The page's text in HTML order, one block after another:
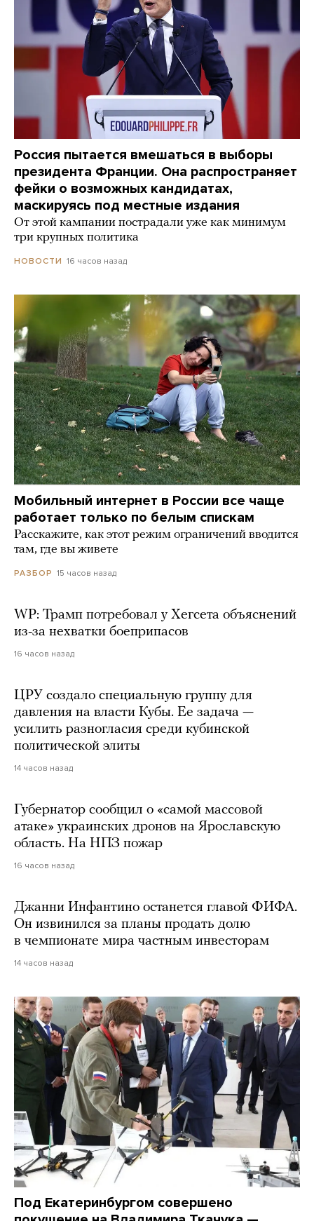
Россия пытается вмешаться в выборы
президента Франции. Она распространяет
фейки о возможных кандидатах,
маскируясь под местные издания
От этой кампании пострадали уже как минимум
три крупных политика
НОВОСТИ 16 часов назад
Мобильный интернет в России все чаще
работает только по белым спискам
Расскажите, как этот режим ограничений вводится
там, где вы живете
РАЗБОР 15 часов назад
WP: Трамп потребовал у Хегсета объяснений
из-за нехватки боеприпасов
16 часов назад
ЦРУ создало специальную группу для
давления на власти Кубы. Ее задача —
усилить разногласия среди кубинской
политической элиты
14 часов назад
Губернатор сообщил о «самой массовой
атаке» украинских дронов на Ярославскую
область. На НПЗ пожар
16 часов назад
Джанни Инфантино останется главой ФИФА.
Он извинился за планы продать долю
в чемпионате мира частным инвесторам
14 часов назад
Под Екатеринбургом совершено